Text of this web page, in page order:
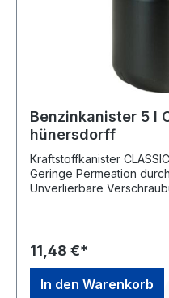
Benzinkanister 5 l
hünersdorff
Kraftstoffkanister
Geringe Permeation durch
Unverlierbare Verschraubung • Mit UN-
GmbH, Eisenbahnstr. 6,
11,48 €*
In den Warenkorb